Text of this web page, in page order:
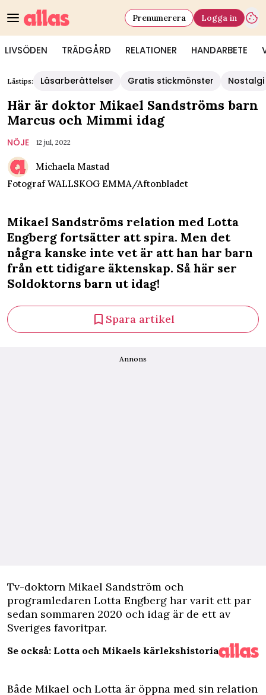
LIVSÖDEN TRÄDGÅRD RELATIONER HANDARBETE
Prenumerera Logga in
Lästips: Läsarberättelser Gratis stickmönster Nostalgi
Här är doktor Mikael Sandströms barn
Marcus och Mimmi idag
NÖJE 12 jul, 2022
Michaela Mastad
Fotograf WALLSKOG EMMA/Aftonbladet
Mikael Sandströms relation med Lotta
Engberg fortsätter att spira. Men det
några kanske inte vet är att han har barn
från ett tidigare äktenskap. Så här ser
Soldoktorns barn ut idag!
Spara artikel
Annons
Tv-doktorn Mikael Sandström och
programledaren Lotta Engberg har varit ett par
sedan sommaren 2020 och idag är de ett av
Sveriges favoritpar.
Se också: Lotta och Mikaels kärlekshistoria
Både Mikael och Lotta är öppna med sin relation